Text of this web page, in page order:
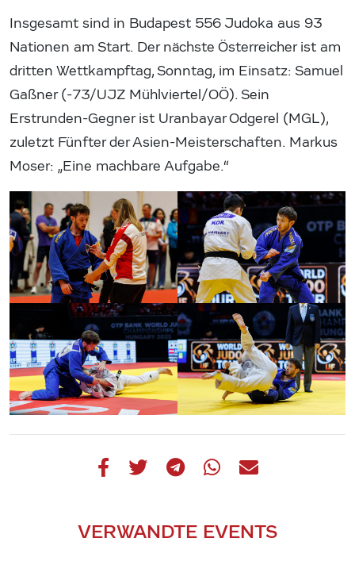
Insgesamt sind in Budapest 556 Judoka aus 93
Nationen am Start. Der nächste Österreicher ist am
dritten Wettkampftag, Sonntag, im Einsatz: Samuel
Gaßner (-73/UJZ Mühlviertel/OÖ). Sein
Erstrunden-Gegner ist Uranbayar Odgerel (MGL),
zuletzt Fünfter der Asien-Meisterschaften. Markus
Moser: „Eine machbare Aufgabe.“
VERWANDTE EVENTS